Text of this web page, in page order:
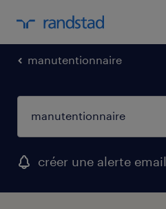
manutentionnaire
créer une alerte email